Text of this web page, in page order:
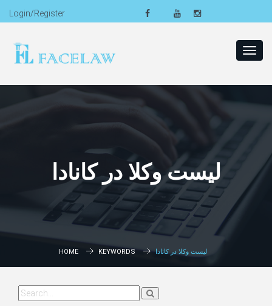
Login/Register
لیست وکلا در کانادا
HOME KEYWORDS لیست وکلا در کانادا